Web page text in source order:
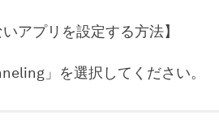
アプリを設定する方法】
」を選択してください。